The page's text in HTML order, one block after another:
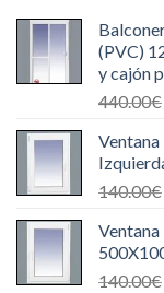
(PVC)
y cajón
440.00€
140.00€
140.00€